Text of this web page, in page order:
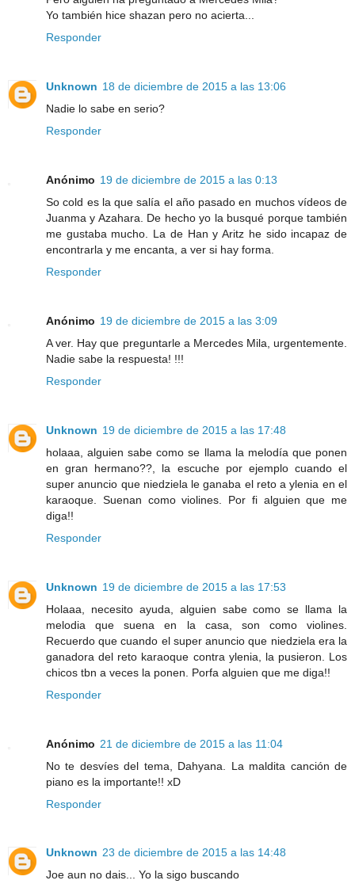
Yo también hice shazan pero no acierta...
Responder
Unknown 18 de diciembre de 2015 a las 13:06
Nadie lo sabe en serio?
Responder
Anónimo 19 de diciembre de 2015 a las 0:13
So cold es la que salía el año pasado en muchos vídeos de
Juanma y Azahara. De hecho yo la busqué porque también
me gustaba mucho. La de Han y Aritz he sido incapaz de
encontrarla y me encanta, a ver si hay forma.
Responder
Anónimo 19 de diciembre de 2015 a las 3:09
A ver. Hay que preguntarle a Mercedes Mila, urgentemente.
Nadie sabe la respuesta! !!!
Responder
Unknown 19 de diciembre de 2015 a las 17:48
holaaa, alguien sabe como se llama la melodía que ponen
en gran hermano??, la escuche por ejemplo cuando el
super anuncio que niedziela le ganaba el reto a ylenia en el
karaoque. Suenan como violines. Por fi alguien que me
diga!!
Responder
Unknown 19 de diciembre de 2015 a las 17:53
Holaaa, necesito ayuda, alguien sabe como se llama la
melodia que suena en la casa, son como violines.
Recuerdo que cuando el super anuncio que niedziela era la
ganadora del reto karaoque contra ylenia, la pusieron. Los
chicos tbn a veces la ponen. Porfa alguien que me diga!!
Responder
Anónimo 21 de diciembre de 2015 a las 11:04
No te desvíes del tema, Dahyana. La maldita canción de
piano es la importante!! xD
Responder
Unknown 23 de diciembre de 2015 a las 14:48
Joe aun no dais... Yo la sigo buscando